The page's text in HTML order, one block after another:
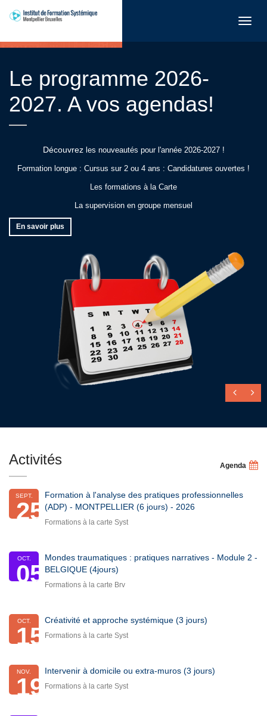
Le programme 2026-
2027. A vos agendas!
Découvrezles nouveautés pour l'année 2026-2027 !
Formation longue : Cursus sur 2 ou 4 ans : Candidatures ouvertes !
Les formations à la Carte
La supervision en groupe mensuel
En savoir plus
Activités Agenda
SEPT.
25
Formation à l'analyse des pratiques professionnelles
(ADP) - MONTPELLIER (6 jours) - 2026
Formations à la carte Syst
OCT.
05
Mondes traumatiques : pratiques narratives - Module 2 -
BELGIQUE (4jours)
Formations à la carte Brv
OCT.
15
Créativité et approche systémique (3 jours)
Formations à la carte Syst
NOV.
19
Intervenir à domicile ou extra-muros (3 jours)
Formations à la carte Syst